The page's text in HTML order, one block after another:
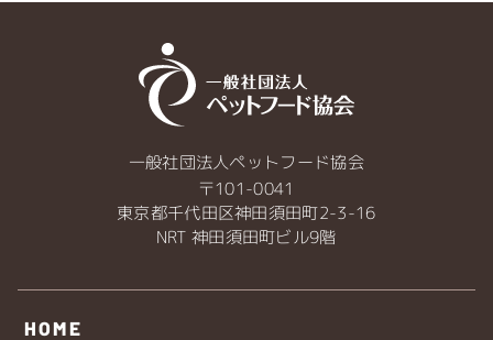
一般社団法人ペットフード協会
〒101-0041
東京都千代田区神田須田町2-3-16
NRT 神田須田町ビル9階
HOME